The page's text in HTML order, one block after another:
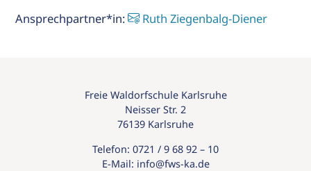
Ansprechpartner*in: Ruth Ziegenbalg-Diener
Freie Waldorfschule Karlsruhe
Neisser Str. 2
76139 Karlsruhe
Telefon: 0721 / 9 68 92 – 10
E-Mail: info@fws-ka.de